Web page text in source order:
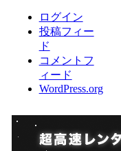
ログイン
投稿フィー
ド
コメントフ
ィード
WordPress.org